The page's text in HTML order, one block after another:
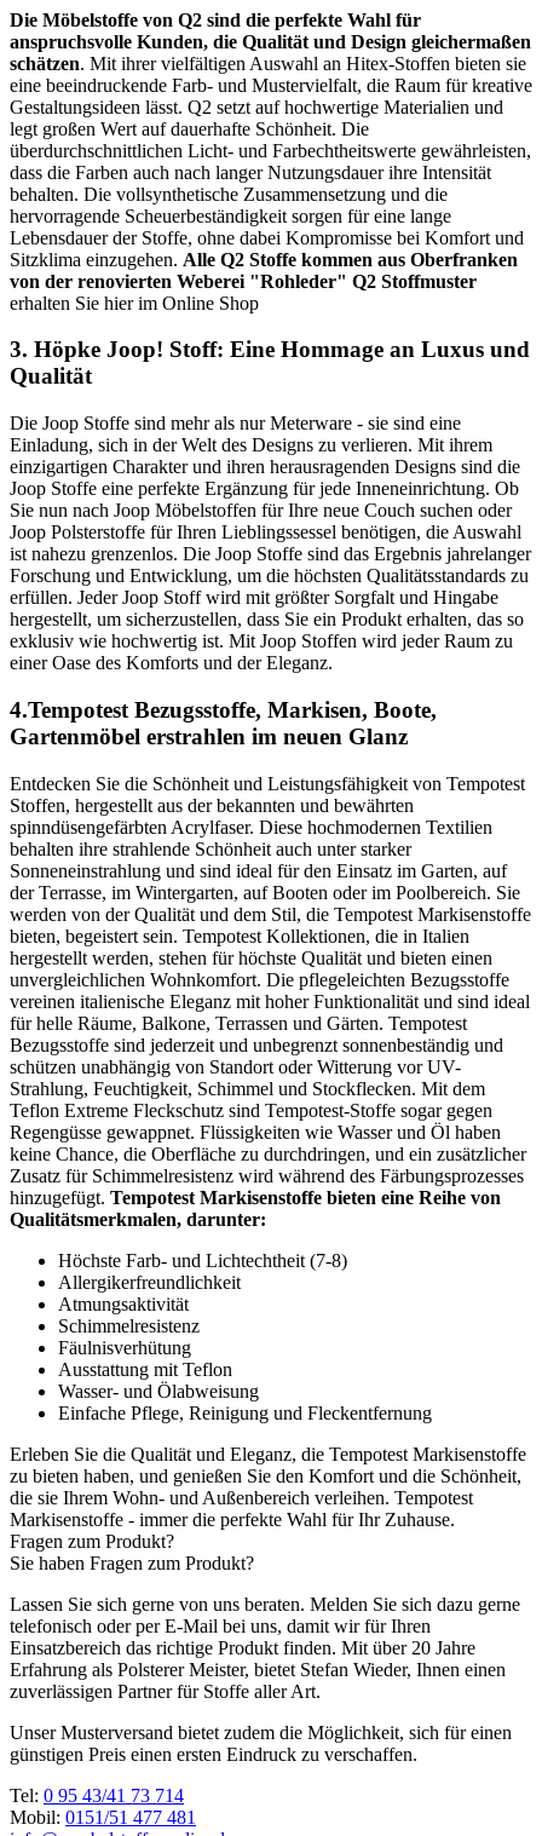
Die Möbelstoffe von Q2 sind die perfekte Wahl für
anspruchsvolle Kunden, die Qualität und Design gleichermaßen
schätzen. Mit ihrer vielfältigen Auswahl an Hitex-Stoffen bieten sie
eine beeindruckende Farb- und Mustervielfalt, die Raum für kreative
Gestaltungsideen lässt. Q2 setzt auf hochwertige Materialien und
legt großen Wert auf dauerhafte Schönheit. Die
überdurchschnittlichen Licht- und Farbechtheitswerte gewährleisten,
dass die Farben auch nach langer Nutzungsdauer ihre Intensität
behalten. Die vollsynthetische Zusammensetzung und die
hervorragende Scheuerbeständigkeit sorgen für eine lange
Lebensdauer der Stoffe, ohne dabei Kompromisse bei Komfort und
Sitzklima einzugehen. Alle Q2 Stoffe kommen aus Oberfranken
von der renovierten Weberei "Rohleder" Q2 Stoffmuster
erhalten Sie hier im Online Shop
3. Höpke Joop! Stoff: Eine Hommage an Luxus und
Qualität
Die Joop Stoffe sind mehr als nur Meterware - sie sind eine
Einladung, sich in der Welt des Designs zu verlieren. Mit ihrem
einzigartigen Charakter und ihren herausragenden Designs sind die
Joop Stoffe eine perfekte Ergänzung für jede Inneneinrichtung. Ob
Sie nun nach Joop Möbelstoffen für Ihre neue Couch suchen oder
Joop Polsterstoffe für Ihren Lieblingssessel benötigen, die Auswahl
ist nahezu grenzenlos. Die Joop Stoffe sind das Ergebnis jahrelanger
Forschung und Entwicklung, um die höchsten Qualitätsstandards zu
erfüllen. Jeder Joop Stoff wird mit größter Sorgfalt und Hingabe
hergestellt, um sicherzustellen, dass Sie ein Produkt erhalten, das so
exklusiv wie hochwertig ist. Mit Joop Stoffen wird jeder Raum zu
einer Oase des Komforts und der Eleganz.
4.Tempotest Bezugsstoffe, Markisen, Boote,
Gartenmöbel erstrahlen im neuen Glanz
Entdecken Sie die Schönheit und Leistungsfähigkeit von Tempotest
Stoffen, hergestellt aus der bekannten und bewährten
spinndüsengefärbten Acrylfaser. Diese hochmodernen Textilien
behalten ihre strahlende Schönheit auch unter starker
Sonneneinstrahlung und sind ideal für den Einsatz im Garten, auf
der Terrasse, im Wintergarten, auf Booten oder im Poolbereich. Sie
werden von der Qualität und dem Stil, die Tempotest Markisenstoffe
bieten, begeistert sein. Tempotest Kollektionen, die in Italien
hergestellt werden, stehen für höchste Qualität und bieten einen
unvergleichlichen Wohnkomfort. Die pflegeleichten Bezugsstoffe
vereinen italienische Eleganz mit hoher Funktionalität und sind ideal
für helle Räume, Balkone, Terrassen und Gärten. Tempotest
Bezugsstoffe sind jederzeit und unbegrenzt sonnenbeständig und
schützen unabhängig von Standort oder Witterung vor UV-
Strahlung, Feuchtigkeit, Schimmel und Stockflecken. Mit dem
Teflon Extreme Fleckschutz sind Tempotest-Stoffe sogar gegen
Regengüsse gewappnet. Flüssigkeiten wie Wasser und Öl haben
keine Chance, die Oberfläche zu durchdringen, und ein zusätzlicher
Zusatz für Schimmelresistenz wird während des Färbungsprozesses
hinzugefügt. Tempotest Markisenstoffe bieten eine Reihe von
Qualitätsmerkmalen, darunter:
Höchste Farb- und Lichtechtheit (7-8)
Allergikerfreundlichkeit
Atmungsaktivität
Schimmelresistenz
Fäulnisverhütung
Ausstattung mit Teflon
Wasser- und Ölabweisung
Einfache Pflege, Reinigung und Fleckentfernung
Erleben Sie die Qualität und Eleganz, die Tempotest Markisenstoffe
zu bieten haben, und genießen Sie den Komfort und die Schönheit,
die sie Ihrem Wohn- und Außenbereich verleihen. Tempotest
Markisenstoffe - immer die perfekte Wahl für Ihr Zuhause.
Fragen zum Produkt?
Sie haben Fragen zum Produkt?
Lassen Sie sich gerne von uns beraten. Melden Sie sich dazu gerne
telefonisch oder per E-Mail bei uns, damit wir für Ihren
Einsatzbereich das richtige Produkt finden. Mit über 20 Jahre
Erfahrung als Polsterer Meister, bietet Stefan Wieder, Ihnen einen
zuverlässigen Partner für Stoffe aller Art.
Unser Musterversand bietet zudem die Möglichkeit, sich für einen
günstigen Preis einen ersten Eindruck zu verschaffen.
Tel: 0 95 43/41 73 714
Mobil: 0151/51 477 481